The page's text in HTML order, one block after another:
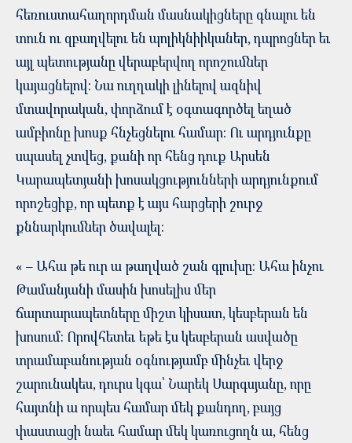
հեռուստահաղորդման մասնակիցները գնալու են
տուն ու զբաղվելու են պոլիկնիիկաներ, դպրոցներ եւ
այլ պետությանը վերաբերվող որոշումներ
կայացնելով: Նա ուղղակի լինելով ազնիվ
մտավորական, փորձում է օգտագործել եղած
ամբիոնը խոսք հնչեցնելու համար: Ու արդյունքը
սպասել չտվեց, քանի որ հենց դուք Արսեն
Կարապետյանի խոսակցությունների արդյունքում
որոշեցիք, որ պետք է այս հարցերի շուրջ
քննարկումներ ծավալել:
« – Ահա թե ուր ա թաղված շան գլուխը։ Ահա ինչու
Թամանյանի մասին խոսելիս մեր
ճարտարապետները միշտ կիսատ, կեսբերան են
խոսում։ Որովհետեւ եթե էս կեսբերան ասվածը
տրամաբանության օգնությամբ մինչեւ վերջ
շարունակես, դուրս կգա՝ Նարեկ Սարգսյանը, որը
հայտնի ա որպես համար մեկ քանդող, բայց
փաստացի նաեւ համար մեկ կառուցողն ա, հենց